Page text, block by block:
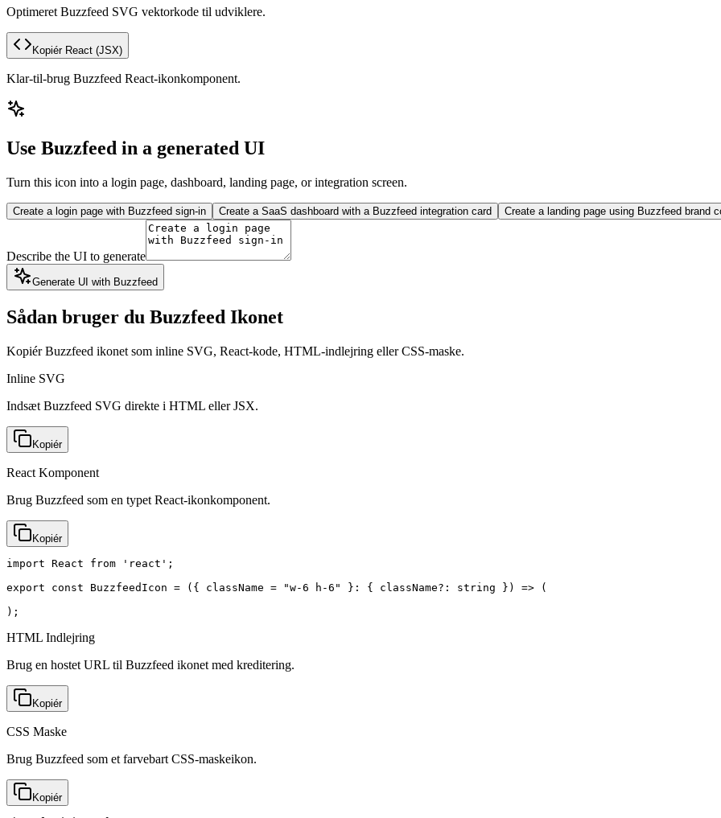
Optimeret Buzzfeed SVG vektorkode til udviklere.
Kopiér React (JSX)
Klar-til-brug Buzzfeed React-ikonkomponent.
Use Buzzfeed in a generated UI
Turn this icon into a login page, dashboard, landing page, or integration screen.
Create a login page with Buzzfeed sign-in Create a SaaS dashboard with a Buzzfeed integration card Create a landing page using Buzzfeed brand
Describe the UI to generate
Generate UI with Buzzfeed
Sådan bruger du Buzzfeed Ikonet
Kopiér Buzzfeed ikonet som inline SVG, React-kode, HTML-indlejring eller CSS-maske.
Inline SVG
Indsæt Buzzfeed SVG direkte i HTML eller JSX.
Kopiér
React Komponent
Brug Buzzfeed som en typet React-ikonkomponent.
Kopiér
import React from 'react';
export const BuzzfeedIcon = ({ className = "w-6 h-6" }: { className?: string }) => (
);
HTML Indlejring
Brug en hostet URL til Buzzfeed ikonet med kreditering.
Kopiér
CSS Maske
Brug Buzzfeed som et farvebart CSS-maskeikon.
Kopiér